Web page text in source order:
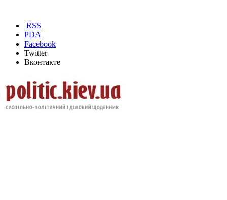
RSS
PDA
Facebook
Twitter
Вконтакте